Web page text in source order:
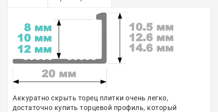
Аккуратно скрыть торец плитки очень легко,
достаточно купить торцевой профиль, который